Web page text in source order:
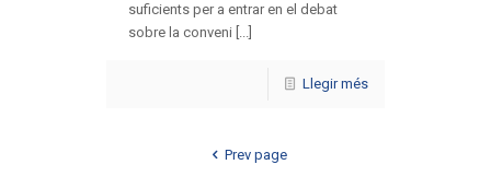
suficients per a entrar en el debat
sobre la conveni [...]
Llegir més
Prev page